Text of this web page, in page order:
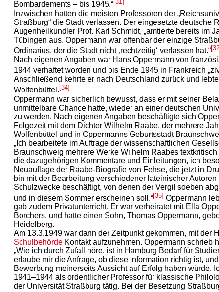
Bombardements – bis 1945.“ [31]
Inzwischen hatten die meisten Professoren der
Straßburg“ die Stadt verlassen. Der eingesetzte deutsche
Augenheilkundler Prof. Karl Schmidt, „amtierte bereits im
Tübingen aus. Oppermann war offenbar der einzige
Ordinarius, der die Stadt nicht ‚rechtzeitig‘ verlassen hat.“
Nach eigenen Angaben war Hans Oppermann von
1944 verhaftet worden und bis Ende 1945 in Frankreich
Anschließend kehrte er nach Deutschland zurück und
Wolfenbüttel. [34]
Oppermann war sicherlich bewusst, dass er mit seiner
unmittelbare Chance hatte, wieder an einer deutschen
zu werden. Nach eigenen Angaben beschäftigte sich
Folgezeit mit dem Dichter Wilhelm Raabe, der mehrere
Wolfenbüttel und in Oppermanns Geburtsstadt
„Ich bearbeitete im Auftrage der wissenschaftlichen
Braunschweig mehrere Werke Wilhelm Raabes
die dazugehörigen Kommentare und Einleitungen, ich
Neuauflage der Raabe-Biografie von Fehse, die jetzt in
bin mit der Bearbeitung verschiedener lateinischer Autoren
Schulzwecke beschäftigt, von denen der Vergil soeben
und in diesem Sommer erscheinen soll.“[35] Oppermann
gab zudem Privatunterricht. Er war verheiratet mit Ella
Borchers, und hatte einen Sohn, Thomas Oppermann,
Heidelberg.
Am 13.3.1949 war dann der Zeitpunkt gekommen, mit der
Schulbehörde Kontakt aufzunehmen. Oppermann schrieb
„Wie ich durch Zufall höre, ist in Hamburg Bedarf für
erlaube mir die Anfrage, ob diese Information richtig ist,
Bewerbung meinerseits Aussicht auf Erfolg haben würde.
1941–1944 als ordentlicher Professor für klassische
der Universität Straßburg tätig. Bei der Besetzung